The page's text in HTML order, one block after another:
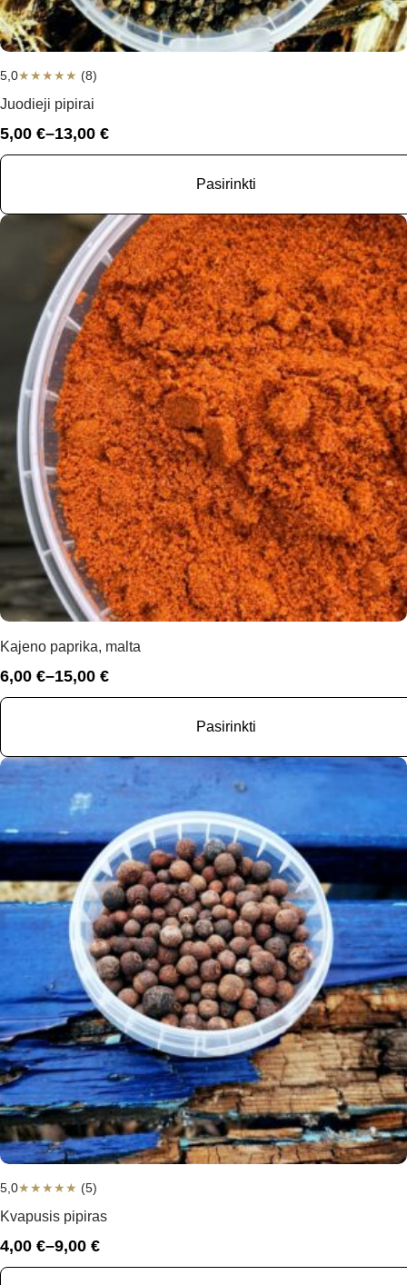
5,0★★★★★ (8)
Juodieji pipirai
5,00 €–13,00 €
Price
range:
13,00 €
Pasirinkti
Kajeno paprika, malta
6,00 €–15,00 €
Price
range:
15,00 €
Pasirinkti
5,0★★★★★ (5)
Kvapusis pipiras
4,00 €–9,00 €
Price
range: